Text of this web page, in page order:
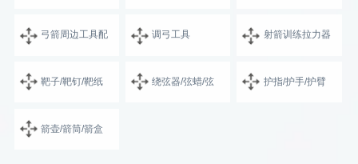
弓箭周边工具配 调弓工具 射箭训练拉力器
靶子/靶钉/靶纸 绕弦器/弦蜡/弦 护指/护手/护臂
箭壶/箭筒/箭盒